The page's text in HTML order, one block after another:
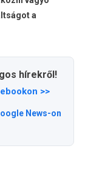
a
hírekről!
>>
News-on